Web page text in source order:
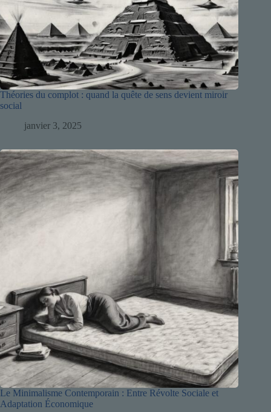
Théories du complot : quand la quête de sens devient miroir
social
janvier 3, 2025
Le Minimalisme Contemporain : Entre Révolte Sociale et
Adaptation Économique